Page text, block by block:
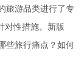
旅游品类进行了专
对性措施。新版
些旅行痛点？如何